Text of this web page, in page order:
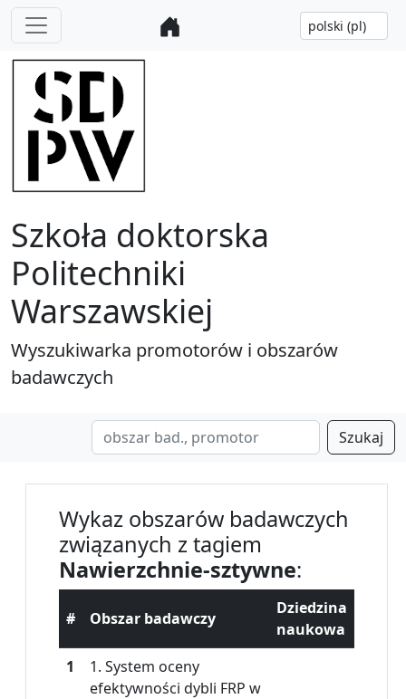
Szkoła doktorska
Politechniki
Warszawskiej
Wyszukiwarka promotorów i obszarów
badawczych
Szukaj
Wykaz obszarów badawczych
związanych z tagiem
Nawierzchnie-sztywne:
# Obszar badawczy
Dziedzina
naukowa
1
1. System oceny
efektywności dybli FRP w